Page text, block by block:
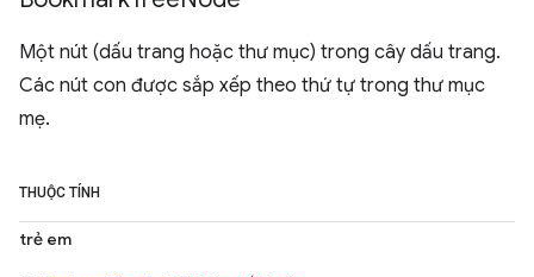
Một nút (dấu trang hoặc thư mục) trong cây dấu trang.
Các nút con được sắp xếp theo thứ tự trong thư mục
mẹ.
THUỘC TÍNH
trẻ em